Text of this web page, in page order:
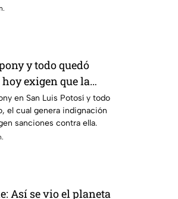
y todo quedó
exigen que la
en San Luis Potosí y todo
el cual genera indignación
sanciones contra ella.
Así se vio el planeta